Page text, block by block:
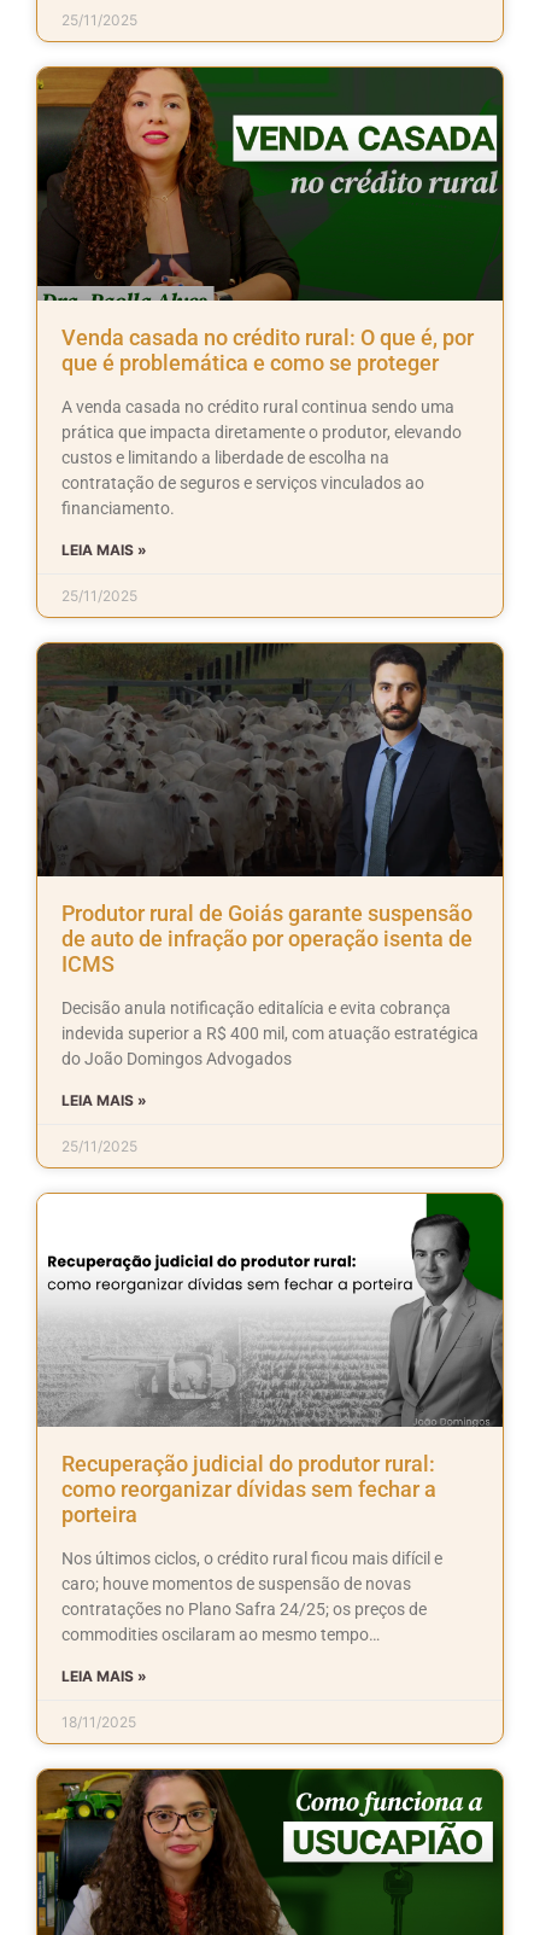
25/11/2025
Venda casada no crédito rural: O que é, por
que é problemática e como se proteger
A venda casada no crédito rural continua sendo uma
prática que impacta diretamente o produtor, elevando
custos e limitando a liberdade de escolha na
contratação de seguros e serviços vinculados ao
financiamento.
LEIA MAIS »
25/11/2025
Produtor rural de Goiás garante suspensão
de auto de infração por operação isenta de
ICMS
Decisão anula notificação editalícia e evita cobrança
indevida superior a R$ 400 mil, com atuação estratégica
do João Domingos Advogados
LEIA MAIS »
25/11/2025
Recuperação judicial do produtor rural:
como reorganizar dívidas sem fechar a
porteira
Nos últimos ciclos, o crédito rural ficou mais difícil e
caro; houve momentos de suspensão de novas
contratações no Plano Safra 24/25; os preços de
commodities oscilaram ao mesmo tempo…
LEIA MAIS »
18/11/2025